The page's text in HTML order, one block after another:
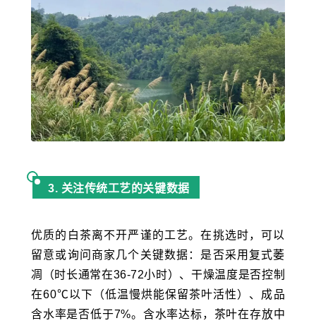
3. 关注传统工艺的关键数据
优质的白茶离不开严谨的工艺。在挑选时，可以
留意或询问商家几个关键数据：是否采用复式萎
凋（时长通常在36-72小时）、干燥温度是否控制
在60℃以下（低温慢烘能保留茶叶活性）、成品
含水率是否低于7%。含水率达标，茶叶在存放中